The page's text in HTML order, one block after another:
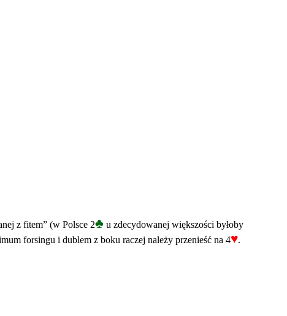
z fitem” (w Polsce 2♣ u zdecydowanej większości byłoby
forsingu i dublem z boku raczej należy przenieść na 4♥.